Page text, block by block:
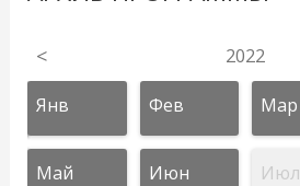
< 2022
Янв Фев Мар
Май Июн Июл